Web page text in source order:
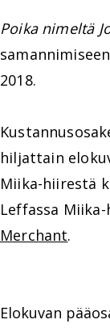
Poika nimeltä
2018.
hiljattain
Miika-hiirestä
Leffassa
Merchant.
Elokuvan